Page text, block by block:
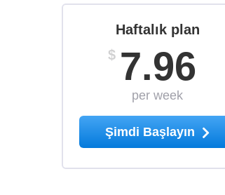
Haftalık plan
$ 7.96
per week
Şimdi Başlayın